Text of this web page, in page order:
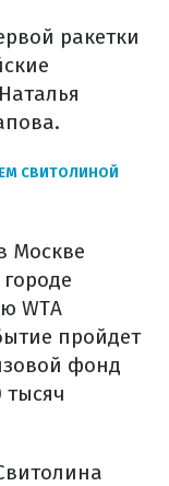
ракетки
СВИТОЛИНОЙ
Москве
WTA
пройдет
фонд
тысяч